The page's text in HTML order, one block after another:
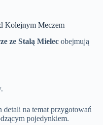
Kolejnym Meczem
ze Stalą Mielec obejmują
detali na temat przygotowań
pojedynkiem.